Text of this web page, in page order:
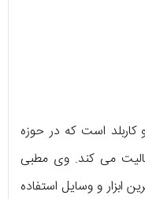
کاربلد است که در حوزه
می کند. وی مطبی
ابزار و وسایل استفاده